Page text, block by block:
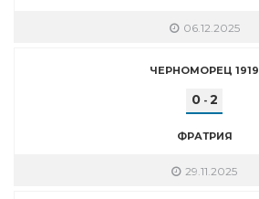
06.12.2025
ЧЕРНОМОРЕЦ 1919
0- 2
ФРАТРИЯ
29.11.2025